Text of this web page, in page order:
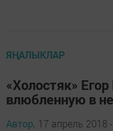
ЯҢАЛЫКЛАР
«Холостяк»
влюбленную в
Автор, 17 апрель 2018